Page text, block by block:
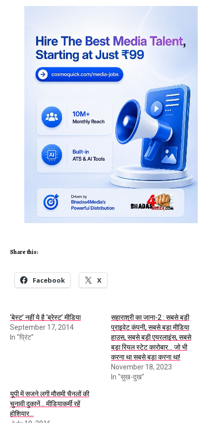
Share this:
Facebook X
‘बेस्ट’ नहीं ये है ‘ब्रेस्ट’ मीडिया
September 17, 2014
In "प्रिंट"
सहाराश्री का जाना-2 : सबसे बड़ी
प्राइवेट कंपनी, सबसे बड़ा मीडिया
हाउस, सबसे बड़ी एयरलाइंस, सबसे
बड़ा रियल स्टेट कारोबार… जो भी
करना था सबसे बड़ा करना था!
November 18, 2023
In "सुख-दुख"
यूपी में सजने लगी मौसमी चैनलों की
चुनावी दुकानें… मीडियाकर्मी रहें
होशियार…